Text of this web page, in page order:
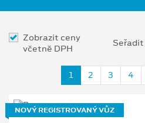
Zobrazit ceny
včetně DPH
Seřadit
1 2 3 4
NOVÝ REGISTROVANÝ VŮZ